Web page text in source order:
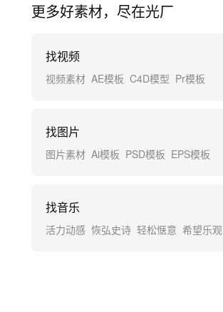
更多好素材，尽在光厂
找视频
视频素材 AE模板 C4D模型 Pr模板
找图片
图片素材 Ai模板 PSD模板 EPS模板
找音乐
活力动感 恢弘史诗 轻松惬意 希望乐观